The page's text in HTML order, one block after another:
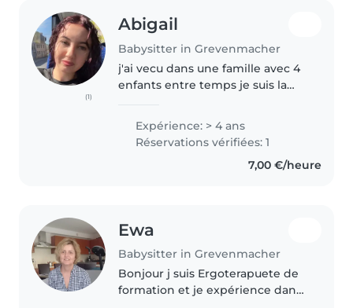
(1)
Abigail
Babysitter in Grevenmacher
j'ai vecu dans une famille avec 4
enfants entre temps je suis la
soeurs quand y'avait pas mes
parents. J'adore les enfants. Ils..
Expérience: > 4 ans
Réservations vérifiées: 1
7,00 €/heure
Ewa
Babysitter in Grevenmacher
Bonjour j suis Ergoterapuete de
formation et je expérience dans